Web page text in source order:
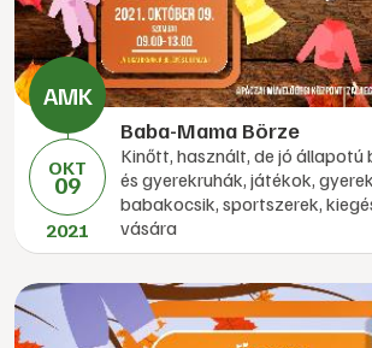
OKT
09
2021
Baba-Mama Börze
Kinőtt, használt, de jó állapotú
és gyerekruhák, játékok,
babakocsik, sportszerek,
vására